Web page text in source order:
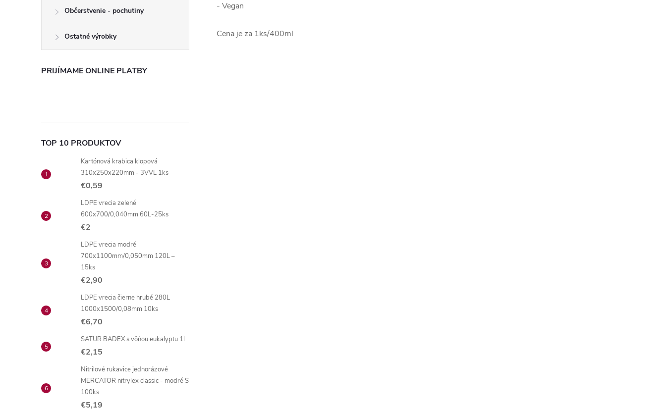
Občerstvenie - pochutiny
Ostatné výrobky
PRIJÍMAME ONLINE PLATBY
TOP 10 PRODUKTOV
Kartónová krabica klopová
310x250x220mm - 3VVL 1ks
€0,59
LDPE vrecia zelené
600x700/0,040mm 60L-25ks
€2
LDPE vrecia modré
700x1100mm/0,050mm 120L –
15ks
€2,90
LDPE vrecia čierne hrubé 280L
1000x1500/0,08mm 10ks
€6,70
SATUR BADEX s vôňou eukalyptu 1l
€2,15
Nitrilové rukavice jednorázové
MERCATOR nitrylex classic - modré S
100ks
€5,19
- Vegan
Cena je za 1ks/400ml